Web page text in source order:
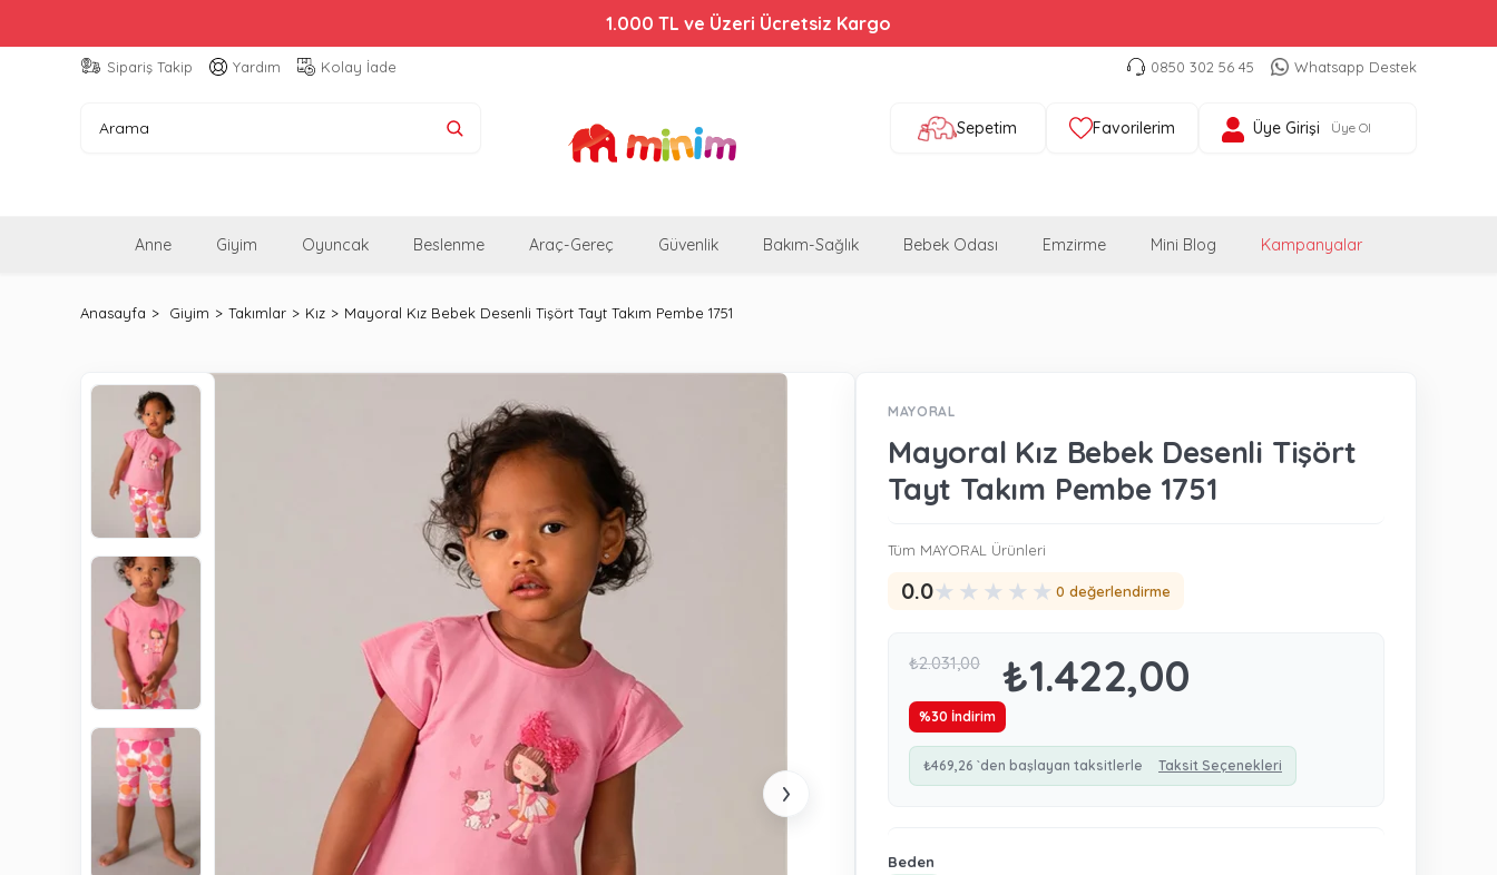
1.000 TL ve Üzeri Ücretsiz Kargo
Bebek Arabalarında %44'e Varan İndirim!
Sipariş Takip Yardım Kolay İade 0850 302 56 45 Whatsapp Destek
Sepetim Favorilerim Üye Girişi Üye Ol
Anne Giyim Oyuncak Beslenme Araç-Gereç Güvenlik Bakım-Sağlık Bebek Odası Emzirme Mini Blog Kampanyalar
Anasayfa Giyim Takımlar Kız Mayoral Kız Bebek Desenli Tişört Tayt Takım Pembe 1751
›
MAYORAL
Mayoral Kız Bebek Desenli Tişört
Tayt Takım Pembe 1751
Tüm MAYORAL Ürünleri
0.0★ ★ ★ ★ ★ 0 değerlendirme
₺2.031,00 ₺1.422,00
%30 İndirim
₺469,26 `den başlayan taksitlerle Taksit Seçenekleri
Beden